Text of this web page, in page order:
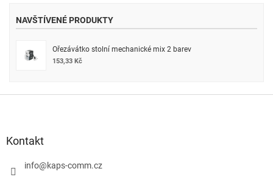
NAVŠTÍVENÉ PRODUKTY
Ořezávátko stolní mechanické mix 2 barev
153,33 Kč
Kontakt
info@kaps-comm.cz